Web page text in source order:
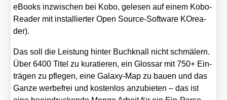
eBooks inzwi­schen bei Kobo, gele­sen auf einem Kobo-
Rea­der mit instal­lier­ter Open Source-Soft­ware KOrea­
der).
Das soll die Leis­tung hin­ter Buch­knall nicht schmä­lern.
Über 6400 Titel zu kura­tie­ren, ein Glos­sar mit 750+ Ein­
trä­gen zu pfle­gen, eine Gala­xy-Map zu bau­en und das
Gan­ze wer­be­frei und kos­ten­los anzu­bie­ten – das ist